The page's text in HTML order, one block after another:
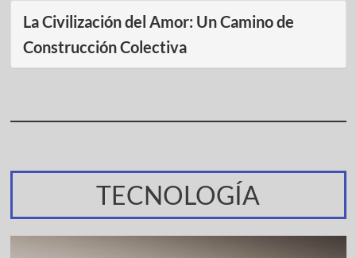
La Civilización del Amor: Un Camino de
Construcción Colectiva
TECNOLOGÍA